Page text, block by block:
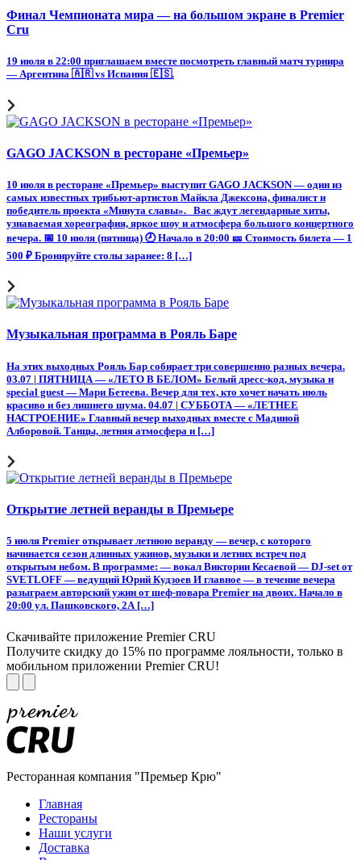
Финал Чемпионата мира — на большом экране в Premier
Cru
19 июля в 22:00 приглашаем вместе посмотреть главный матч турнира
— Аргентина 🇦🇷 vs Испания 🇪🇸.
GAGO JACKSON в ресторане «Премьер»
10 июля в ресторане «Премьер» выступит GAGO JACKSON — один из
самых известных трибьют-артистов Майкла Джексона, финалист и
победитель проекта «Минута славы». Вас ждут легендарные хиты,
узнаваемая хореография, яркое шоу и атмосфера большого концертного
вечера. 📅 10 июля (пятница) 🕗 Начало в 20:00 🎫 Стоимость билета — 1
500 ₽ Бронируйте столы заранее: 8 […]
Музыкальная программа в Рояль Баре
На этих выходных Рояль Бар собирает три совершенно разных вечера.
03.07 | ПЯТНИЦА — «ЛЕТО В БЕЛОМ» Белый дресс-код, музыка и
special guest — Мари Бетеева. Вечер для тех, кто хочет начать июль
красиво и без лишнего шума. 04.07 | СУББОТА — «ЛЕТНЕЕ
НАСТРОЕНИЕ» Главный вечер выходных вместе с Мадиной
Алборовой. Танцы, летняя атмосфера и […]
Открытие летней веранды в Премьере
5 июля Premier открывает летнюю веранду — вечер, с которого
начинается сезон длинных ужинов, музыки и летних встреч под
открытым небом. В программе: — вокал Виктории Кесаевой — DJ-set от
SVETLOFF — ведущий Юрий Кудзоев И главное — в течение вечера
разыграем авторский ужин от шеф-повара Premier на двоих. Начало в
20:00 ул. Пашковского, 2А […]
Скачивайте приложение Premier CRU
Получите скидку до 15% по программе лояльности, только в
мобильном приложении Premier CRU!
Ресторанная компания "Премьер Крю"
Главная
Рестораны
Наши услуги
Доставка